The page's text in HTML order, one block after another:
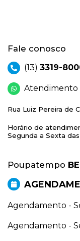
Fale conosco
(13) 3319-
Atendimento
Rua Luiz Pereira de
Horário de
Segunda a Sexta das
Poupatempo
Agendamento -
Agendamento -